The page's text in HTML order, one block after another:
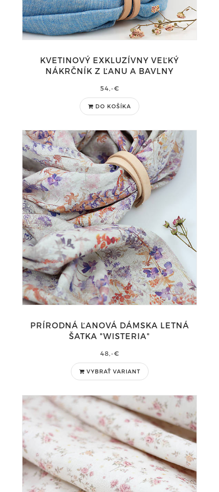
KVETINOVÝ EXKLUZÍVNY VEĽKÝ
NÁKRČNÍK Z ĽANU A BAVLNY
54,-€
DO KOŠÍKA
PRÍRODNÁ ĽANOVÁ DÁMSKA LETNÁ
ŠATKA "WISTERIA"
48,-€
VYBRAŤ VARIANT